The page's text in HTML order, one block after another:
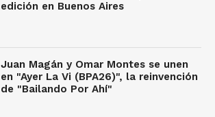
edición en Buenos Aires
Juan Magán y Omar Montes se unen
en "Ayer La Vi (BPA26)", la reinvención
de "Bailando Por Ahí"